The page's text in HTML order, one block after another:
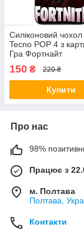
Силіконовий
Tecno POP 4 з
Гра Фортнайт
150 ₴ 220 ₴
Купити
Про нас
98%
Працює з
м. Полтава
Полтава,
Контакти